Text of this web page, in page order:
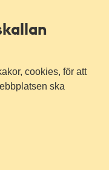
cookies, för att
ska